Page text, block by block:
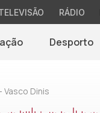
RÁDIO
Desporto
Vasco Dinis